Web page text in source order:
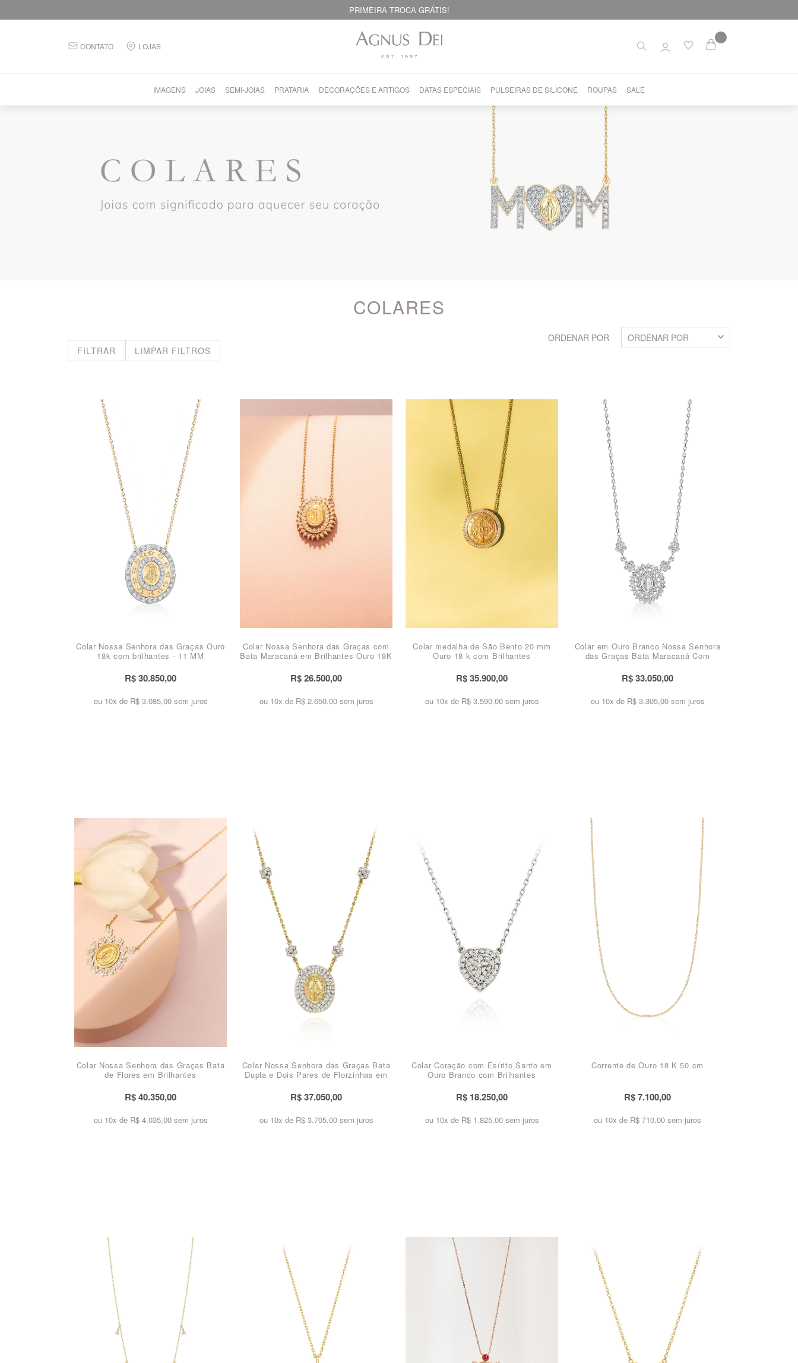
PRIMEIRA TROCA GRÁTIS!
CONTATO LOJAS
IMAGENS JOIAS SEMI-JOIAS PRATARIA DECORAÇÕES E ARTIGOS DATAS ESPECIAIS PULSEIRAS DE SILICONE ROUPAS SALE
COLARES
FILTRAR LIMPAR FILTROS
ORDENAR POR
Colar Nossa Senhora das Graças Ouro
18k com brilhantes - 11 MM
R$ 30.850,00
ou 10x de R$ 3.085,00 sem juros
Colar Nossa Senhora das Graças com
Bata Maracanã em Brilhantes Ouro 18K
R$ 26.500,00
ou 10x de R$ 2.650,00 sem juros
Colar medalha de São Bento 20 mm
Ouro 18 k com Brilhantes
R$ 35.900,00
ou 10x de R$ 3.590,00 sem juros
Colar em Ouro Branco Nossa Senhora
das Graças Bata Maracanã Com
R$ 33.050,00
ou 10x de R$ 3.305,00 sem juros
Colar Nossa Senhora das Graças Bata
de Flores em Brilhantes
R$ 40.350,00
ou 10x de R$ 4.035,00 sem juros
Colar Nossa Senhora das Graças Bata
Dupla e Dois Pares de Florzinhas em
R$ 37.050,00
ou 10x de R$ 3.705,00 sem juros
Colar Coração com Esírito Santo em
Ouro Branco com Brilhantes
R$ 18.250,00
ou 10x de R$ 1.825,00 sem juros
Corrente de Ouro 18 K 50 cm
R$ 7.100,00
ou 10x de R$ 710,00 sem juros